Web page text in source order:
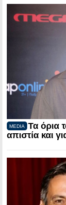
MEDIA
Τα όρια
απιστία και